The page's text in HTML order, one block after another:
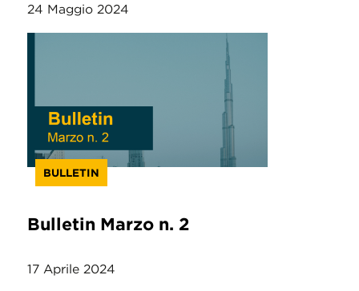
24 Maggio 2024
BULLETIN
Bulletin Marzo n. 2
17 Aprile 2024